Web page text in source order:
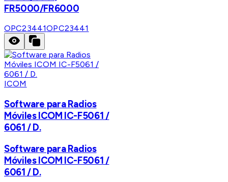
FR5000/FR6000
OPC23441OPC23441
ICOM
Software para Radios
Móviles ICOM IC-F5061 /
6061 / D.
Software para Radios
Móviles ICOM IC-F5061 /
6061 / D.